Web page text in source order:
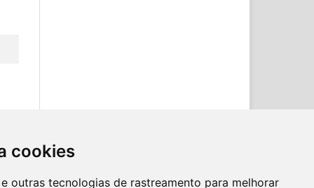
cookies
outras tecnologias de rastreamento para melhorar